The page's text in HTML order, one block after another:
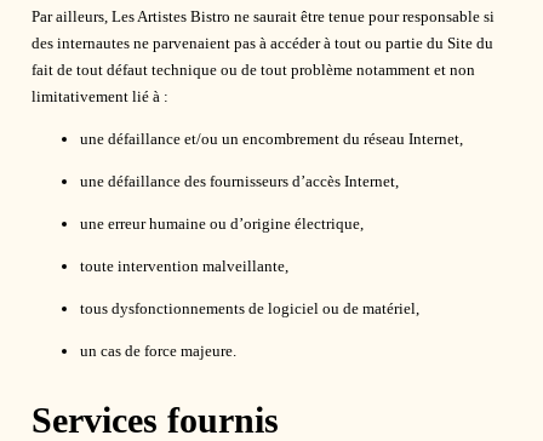
Par ailleurs, Les Artistes Bistro ne saurait être tenue pour responsable si
des internautes ne parvenaient pas à accéder à tout ou partie du Site du
fait de tout défaut technique ou de tout problème notamment et non
limitativement lié à :
une défaillance et/ou un encombrement du réseau Internet,
une défaillance des fournisseurs d’accès Internet,
une erreur humaine ou d’origine électrique,
toute intervention malveillante,
tous dysfonctionnements de logiciel ou de matériel,
un cas de force majeure.
Services fournis
RESTAURANT
L'HÔTEL
CONTACT & ACCÈS